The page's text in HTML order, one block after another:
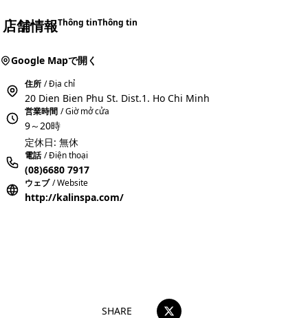
店舗情報Thông tinThông tin
Google Mapで開く
住所 / Địa chỉ
20 Dien Bien Phu St. Dist.1. Ho Chi Minh
営業時間 / Giờ mở cửa
9～20時
定休日: 無休
電話 / Điện thoại
(08)6680 7917
ウェブ / Website
http://kalinspa.com/
SHARE